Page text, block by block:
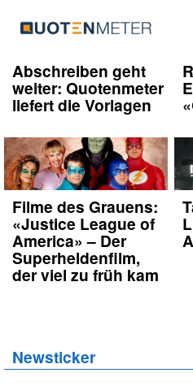
Abschreiben geht
weiter: Quotenmeter
liefert die Vorlagen
Filme des Grauens:
«Justice League of
America» – Der
Superheldenfilm,
der viel zu früh kam
Newsticker